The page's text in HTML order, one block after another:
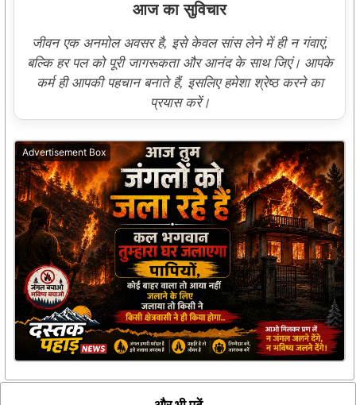
आज का सुविचार
जीवन एक अनमोल अवसर है, इसे केवल सांस लेने में ही न गंवाएं,
बल्कि हर पल को पूरी जागरूकता और आनंद के साथ जिएं। आपके
कर्म ही आपकी पहचान बनाते हैं, इसलिए हमेशा श्रेष्ठ करने का
प्रयास करें।
Advertisement Box